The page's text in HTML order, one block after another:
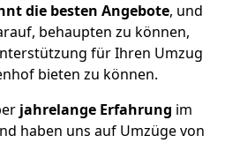
die besten Angebote, und
behaupten zu können,
für Ihren Umzug
bieten zu können.
jahrelange Erfahrung im
haben uns auf Umzüge von